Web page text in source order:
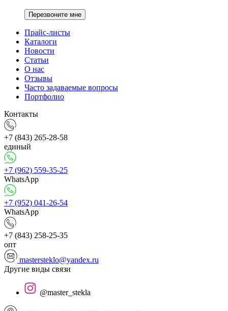
Перезвоните мне
Прайс-листы
Каталоги
Новости
Статьи
О нас
Отзывы
Часто задаваемые вопросы
Портфолио
Контакты
+7 (843) 265-28-58
единый
+7 (962) 559-35-25
WhatsApp
+7 (952) 041-26-54
WhatsApp
+7 (843) 258-25-35
опт
mastersteklo@yandex.ru
Другие виды связи
@master_stekla